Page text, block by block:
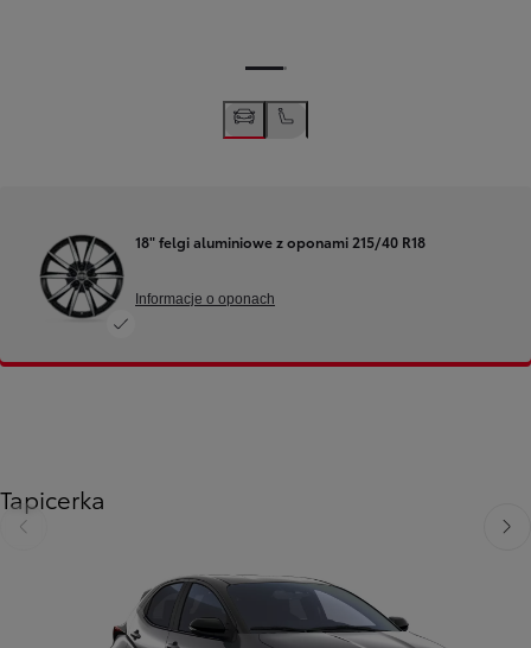
18" felgi aluminiowe z oponami 215/40 R18
Informacje o oponach
Tapicerka
Poprzedni